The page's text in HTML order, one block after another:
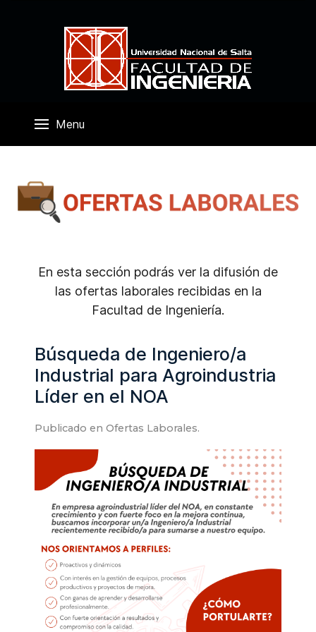
Menu
En esta sección podrás ver la difusión de
las ofertas laborales recibidas en la
Facultad de Ingeniería.
Búsqueda de Ingeniero/a
Industrial para Agroindustria
Líder en el NOA
Publicado en Ofertas Laborales.